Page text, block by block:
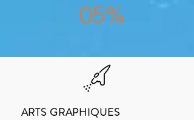
05%
ARTS GRAPHIQUES